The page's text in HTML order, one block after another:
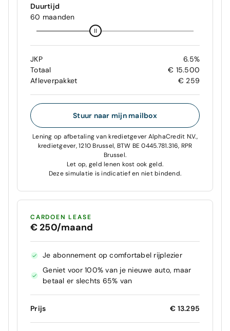
Duurtijd
60 maanden
JKP
6.5%
Totaal
€ 15.500
Afleverpakket
€ 259
Stuur naar mijn mailbox
Lening op afbetaling van kredietgever AlphaCredit N.V.,
kredietgever, 1210 Brussel, BTW BE 0445.781.316, RPR
Brussel.
Let op, geld lenen kost ook geld.
Deze simulatie is indicatief en niet bindend.
CARDOEN LEASE
€ 250/maand
Je abonnement op comfortabel rijplezier
Geniet voor 100% van je nieuwe auto, maar
betaal er slechts 65% van
Prijs € 13.295